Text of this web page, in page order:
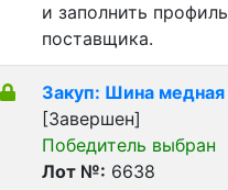
и заполнить профиль
поставщика.
Закуп: Шина медная
[Завершен]
Победитель выбран
Лот №: 6638